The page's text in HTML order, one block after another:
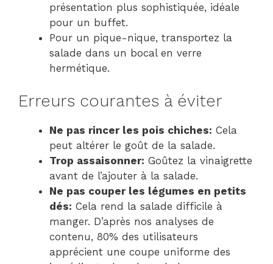
présentation plus sophistiquée, idéale
pour un buffet.
Pour un pique-nique, transportez la
salade dans un bocal en verre
hermétique.
Erreurs courantes à éviter
Ne pas rincer les pois chiches: Cela
peut altérer le goût de la salade.
Trop assaisonner: Goûtez la vinaigrette
avant de l’ajouter à la salade.
Ne pas couper les légumes en petits
dés: Cela rend la salade difficile à
manger. D’après nos analyses de
contenu, 80% des utilisateurs
apprécient une coupe uniforme des